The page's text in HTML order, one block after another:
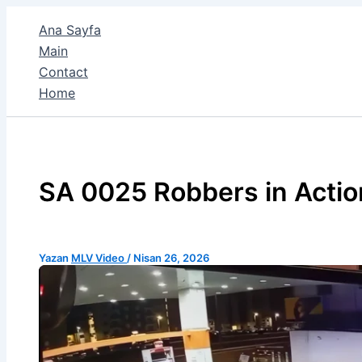
Ana Sayfa
Main
Contact
Home
SA 0025 Robbers in
Yazan MLV Video / Nisan 26, 2026